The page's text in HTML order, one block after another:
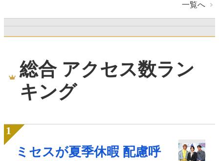
一覧へ
総合 アクセス数ラン
キング
ミセスが夏季休暇 配慮呼